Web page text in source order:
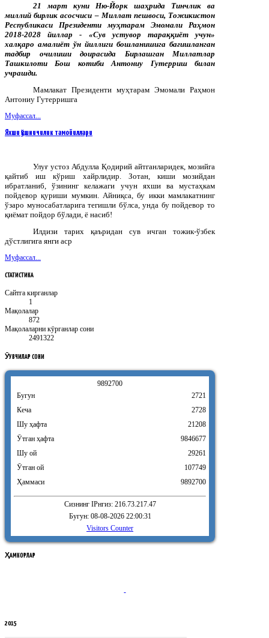
21 март куни Ню-Йорк шаҳрида Тинчлик ва
миллий бирлик асосчиси – Миллат пешвоси, Тожикистон
Республикаси Президенти муҳтарам Эмомали Раҳмон
2018-2028 йиллар - «Сув устувор тараққиёт учун»
халқаро амалиёт ўн йиллиги бошланишига бағишланган
тадбир очилиши доирасида Бирлашган Миллатлар
Ташкилоти Бош котиби Антониу Гутерриш билан
учрашди.
Мамлакат Президенти муҳтарам Эмомали Раҳмон
Антониу Гутерришга
Муфассал...
Яхши қўшничилик тамойиллари
Улуғ устоз Абдулла Қодирий айтганларидек, мозийга
қайтиб иш кўриш хайрлидир. Зотан, киши мозийдан
ибратланиб, ўзининг келажаги учун яхши ва мустаҳкам
пойдевор қуриши мумкин. Айниқса, бу икки мамлакатнинг
ўзаро муносабатларига тегишли бўлса, унда бу пойдевор то
қиёмат пойдор бўлади, ё насиб!
Илдизи тарих қаъридан сув ичган тожик-ўзбек
дўстлигига янги аср
Муфассал...
СТАТИСТИКА
Сайтга кирганлар
1
Мақолалар
872
Мақолаларни кӯрганлар сони
2491322
ӮҚУВЧИЛАРСОНИ
9892700
Бугун
Кеча
Шу ҳафта
Ӯтган ҳафта
Шу ой
Ӯтган ой
Ҳаммаси
2721
2728
21208
9846677
29261
107749
9892700
Сизнинг IPнгиз: 216.73.217.47
Бугун: 08-08-2026 22:00:31
Visitors Counter
ҲАМКОРЛАР
2015